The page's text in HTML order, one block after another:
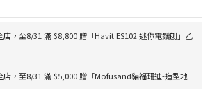
店，至8/31 滿 $8,800 贈「Havit ES102 迷你電鬚刨」乙
店，至8/31 滿 $5,000 贈「Mofusand貓福珊迪-造型地